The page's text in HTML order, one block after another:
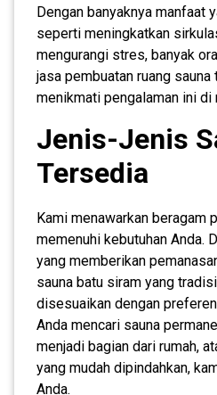
Dengan banyaknya manfaat
seperti meningkatkan
mengurangi stres, banyak
jasa pembuatan ruang sauna
menikmati pengalaman ini di
Jenis-Jenis
Tersedia
Kami menawarkan beragam
memenuhi kebutuhan Anda.
yang memberikan
sauna batu siram yang
disesuaikan dengan
Anda mencari sauna
menjadi bagian dari rumah,
yang mudah dipindahkan,
Anda.